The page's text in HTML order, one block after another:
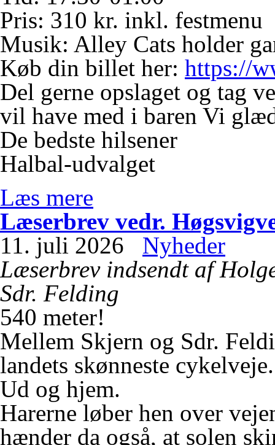
Pris: 310 kr. inkl. festmenu
Musik: Alley Cats holder
Køb din billet her: https://
Del gerne opslaget og tag
vil have med i baren Vi
De bedste hilsener
Halbal-udvalget
Læs mere
Læserbrev vedr.
11. juli 2026
Nyheder
Læserbrev indsendt af
Sdr. Felding
540 meter!
Mellem Skjern og Sdr.
landets skønneste cykelveje.
Ud og hjem.
Harerne løber hen over
hænder da også, at solen